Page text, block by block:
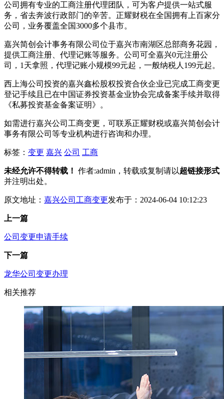
公司拥有专业的工商注册代理团队，可为客户提供一站式服
务，省去奔波行政部门的辛苦。正耀财税在全国拥有上百家分
公司，业务覆盖全国3000多个县市。
嘉兴简创会计事务有限公司位于嘉兴市南湖区总部商务花园，
提供工商注册、代理记账等服务。公司可全嘉兴0元注册公
司，1天拿照，代理记账小规模99元起，一般纳税人199元起。
西上海公司投资的嘉兴鑫松股权投资合伙企业已完成工商变更
登记手续且已在中国证券投资基金业协会完成备案手续并取得
《私募投资基金备案证明》。
如需进行嘉兴公司工商变更，可联系正耀财税或嘉兴简创会计
事务有限公司等专业机构进行咨询和办理。
标签： 变更 嘉兴 公司 工商
未经允许不得转载！ 作者:admin，转载或复制请以超链接形式
并注明出处。
原文地址： 嘉兴公司工商变更发布于：2024-06-04 10:12:23
上一篇
公司变更申请手续
下一篇
龙华公司变更办理
相关推荐